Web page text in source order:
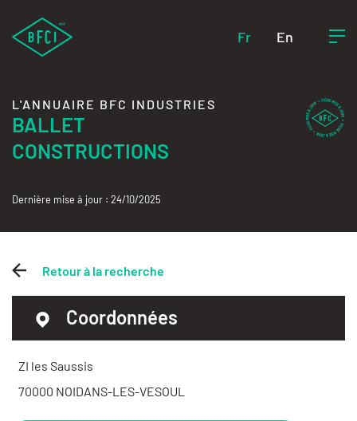
Fr En
L'ANNUAIRE BFC INDUSTRIES
BALLET
CONSTRUCTIONS
Dernière mise à jour : 24/10/2025
Retour à la recherche
Coordonnées
ZI les Saussis
70000 NOIDANS-LES-VESOUL